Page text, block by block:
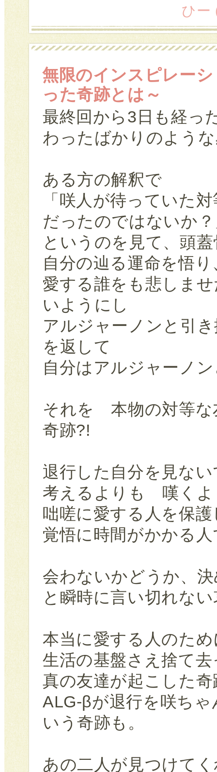
ひー
無限のインスピレー
った奇跡とは～
最終回から3日も経っ
わったばかりのよう
ある方の解釈で
「咲人が待っていた
だったのではないか
というのを見て、頭
自分の辿る運命を悟り
愛する誰をも悲しま
いようにし
アルジャーノンと引
を返して
自分はアルジャーノ
それを 本物の対等な
奇跡?!
退行した自分を見な
考えるよりも 嘆くよ
咄嗟に愛する人を保
覚悟に時間がかかる
会わないかどうか、
と瞬時に言い切れな
本当に愛する人のた
生活の基盤さえ捨て
真の友達が起こした
ALG-βが退行を咲ち
いう奇跡も。
あの二人が見つけて